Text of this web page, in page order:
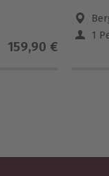
159,90 €
1